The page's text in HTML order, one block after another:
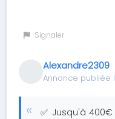
Signaler
Alexandre2309
Annonce publiée
✅ Jusqu'à